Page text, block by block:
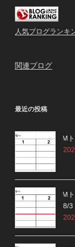
人気ブログランキ
関連ブログ
最近の投稿
M
M
8/3